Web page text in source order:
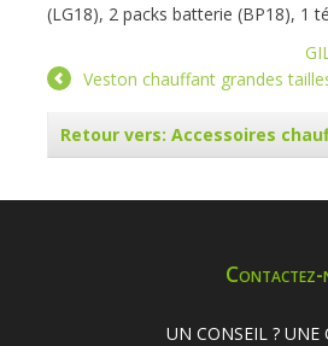
(LG18), 2 packs batterie (BP18), 1
Veston chauffant grandes
Retour vers: Accessoires
Contactez-
UN CONSEIL ? UNE